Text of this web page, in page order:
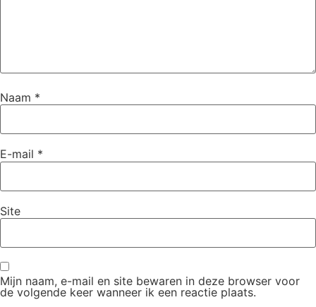
Naam *
E-mail *
Site
Mijn naam, e-mail en site bewaren in deze browser voor
de volgende keer wanneer ik een reactie plaats.